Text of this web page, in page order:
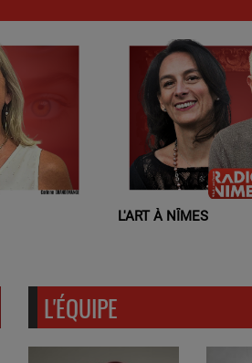
L'ART À NÎMES
L'ÉQUIPE